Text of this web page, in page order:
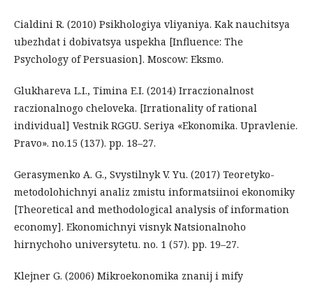
Cialdini R. (2010) Psikhologiya vliyaniya. Kak nauchitsya
ubezhdat i dobivatsya uspekha [Influence: The
Psychology of Persuasion]. Moscow: Eksmo.
Glukhareva L.I., Timina E.I. (2014) Irraczionalnost
raczionalnogo cheloveka. [Irrationality of rational
individual] Vestnik RGGU. Seriya «Ekonomika. Upravlenie.
Pravo». no.15 (137). pp. 18–27.
Gerasymenko A. G., Svystilnyk V. Yu. (2017) Teoretyko-
metodolohichnyi analiz zmistu informatsiinoi ekonomiky
[Theoretical and methodological analysis of information
economy]. Ekonomichnyi visnyk Natsionalnoho
hirnychoho universytetu. no. 1 (57). pp. 19–27.
Klejner G. (2006) Mikroekonomika znanij i mify